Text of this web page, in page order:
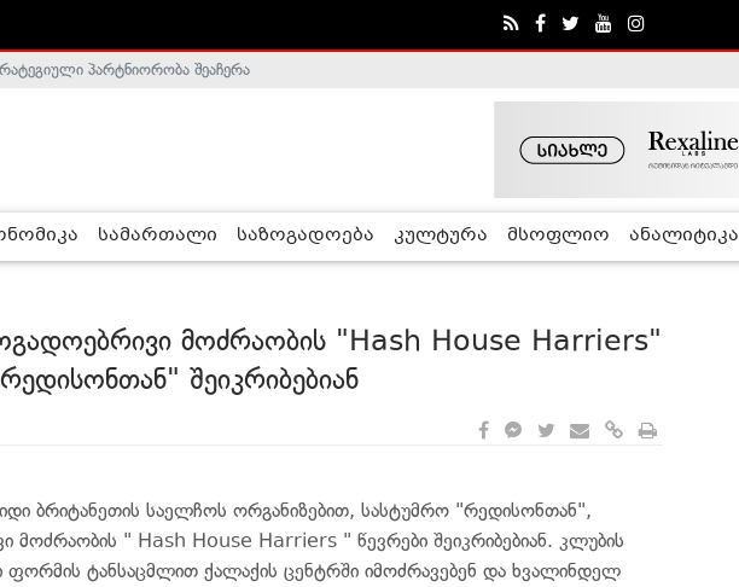
არალეგიტიმურია - ჰელსინკის კომისია
პარტნიორობა შეაჩერა
სამართალი საზოგადოება კულტურა მსოფლიო ანალიტიკა
მოძრაობის "Hash House Harriers"
შეიკრიბებიან
ბრიტანეთის საელჩოს ორგანიზებით, სასტუმრო "რედისონთან",
მოძრაობის " Hash House Harriers " წევრები შეიკრიბებიან. კლუბის
ტანსაცმლით ქალაქის ცენტრში იმოძრავებენ და ხვალინდელ